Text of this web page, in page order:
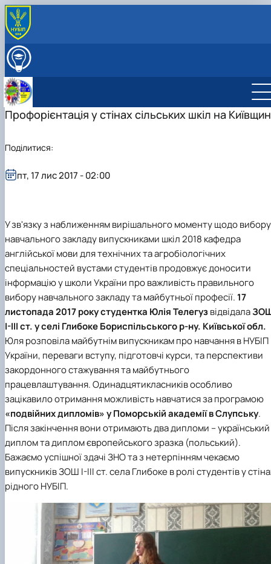
ПРО КАФЕДРУ
Профорієнтаційна робота кафедри
Науково-дослідна лабораторія «Науково-
ОСВІТНІЙ ПРОЦЕС
НАУКОВА РОБОТА
СКЛАД КАФЕДРИ
фахових текстів"
Профорієнтація у стінах сільських шкіл на
У зв'язку з наближенням вирішального моменту щодо вибору
навчального закладу випускниками шкіл 2018 кафедра
англійської мови для технічних та агробіологічних
спеціальностей вустами студентів продовжує доносити
інформацію у школи України про важливість правильного
вибору навчального закладу та майбутньої професії. 17
листопада 2017 року студентка Юлія Телегузвідвідала
I-III ст. у селі Глибоке Бориспільського р-ну. Київської обл.
Юля розповіла майбутнім випускникам про навчання в НУБІП
України, переваги вступу, підготовчі курси, та перспективи
закордонного стажування та майбутнього
працевлаштування. Одинадцятикласників особливо
зацікавило отримання можливість навчатися за програмою
«подвійних дипломів» у Поморській академії в Слупську.
Після закінчення вони отримають два дипломи – український
диплом та диплом європейського зразка (польський).
Бажаємо успішної здачі ЗНО та з нетерпінням чекаємо
випускників ЗОШ I-III ст. села Глибоке в ролі студентів у
рідного НУБІП.
пт, 17 лис 2017 - 02:00
Поділитися: